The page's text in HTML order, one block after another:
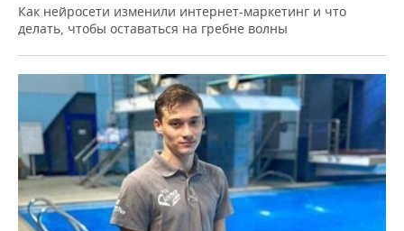
Как нейросети изменили интернет-маркетинг и что
делать, чтобы оставаться на гребне волны